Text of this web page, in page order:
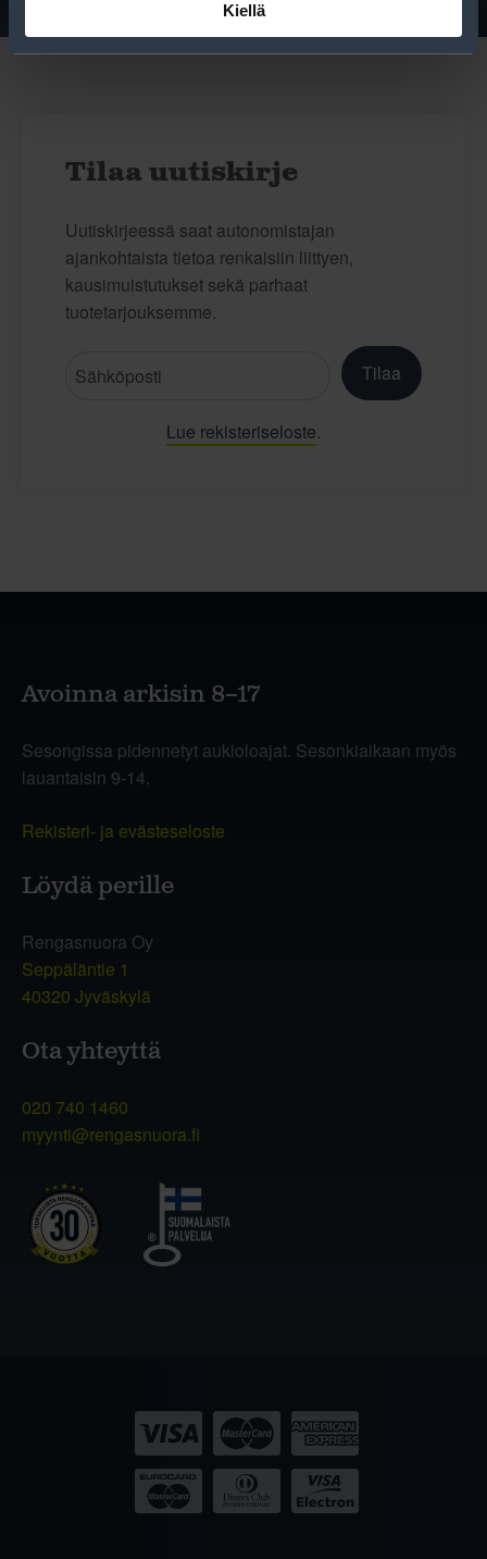
Kiellä
Tilaa uutiskirje
Uutiskirjeessä saat autonomistajan
ajankohtaista tietoa renkaisiin liittyen,
kausimuistutukset sekä parhaat
tuotetarjouksemme.
Tilaa
Lue rekisteriseloste.
Avoinna arkisin 8–17
Sesongissa pidennetyt aukioloajat. Sesonkiaikaan myös
lauantaisin 9-14.
Rekisteri- ja evästeseloste
Löydä perille
Rengasnuora Oy
Seppäläntie 1
40320 Jyväskylä
Ota yhteyttä
020 740 1460
myynti@rengasnuora.fi